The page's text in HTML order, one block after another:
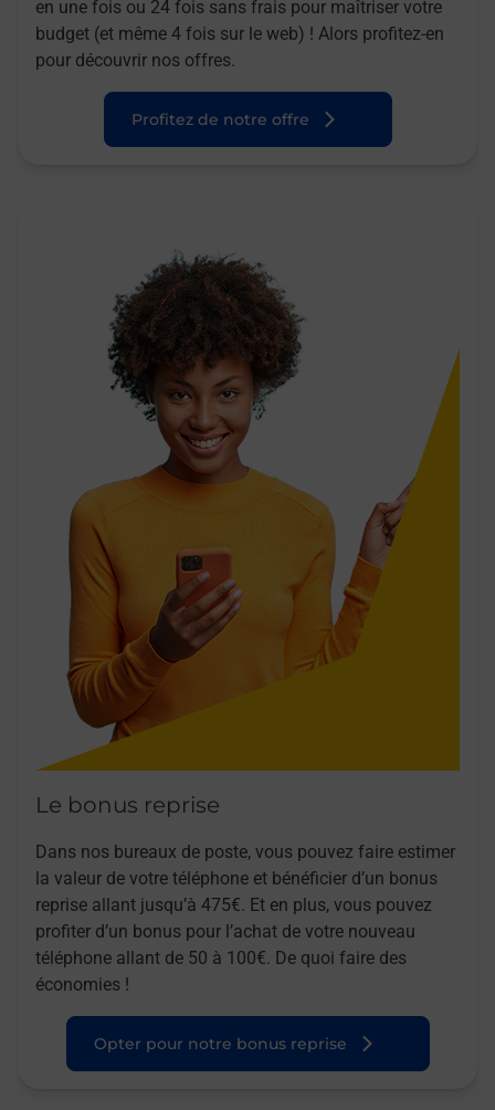
en une fois ou 24 fois sans frais pour maîtriser votre
budget (et même 4 fois sur le web) ! Alors profitez-en
pour découvrir nos offres.
Profitez de notre offre
Le bonus reprise
Dans nos bureaux de poste, vous pouvez faire estimer
la valeur de votre téléphone et bénéficier d’un bonus
reprise allant jusqu’à 475€. Et en plus, vous pouvez
profiter d’un bonus pour l’achat de votre nouveau
téléphone allant de 50 à 100€. De quoi faire des
économies !
Opter pour notre bonus reprise